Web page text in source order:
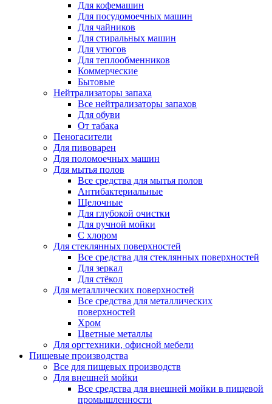
Для кофемашин
Для посудомоечных машин
Для чайников
Для стиральных машин
Для утюгов
Для теплообменников
Коммерческие
Бытовые
Нейтрализаторы запаха
Все нейтрализаторы запахов
Для обуви
От табака
Пеногасители
Для пивоварен
Для поломоечных машин
Для мытья полов
Все средства для мытья полов
Антибактериальные
Щелочные
Для глубокой очистки
Для ручной мойки
С хлором
Для стеклянных поверхностей
Все средства для стеклянных поверхностей
Для зеркал
Для стёкол
Для металлических поверхностей
Все средства для металлических
поверхностей
Хром
Цветные металлы
Для оргтехники, офисной мебели
Пищевые производства
Все для пищевых производств
Для внешней мойки
Все средства для внешней мойки в пищевой
промышленности